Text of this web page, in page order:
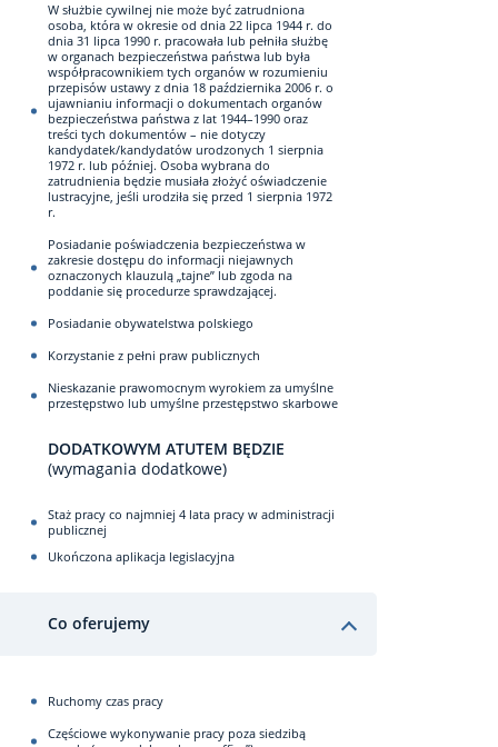
W służbie cywilnej nie może być zatrudniona
osoba, która w okresie od dnia 22 lipca 1944 r. do
dnia 31 lipca 1990 r. pracowała lub pełniła służbę
w organach bezpieczeństwa państwa lub była
współpracownikiem tych organów w rozumieniu
przepisów ustawy z dnia 18 października 2006 r. o
ujawnianiu informacji o dokumentach organów
bezpieczeństwa państwa z lat 1944–1990 oraz
treści tych dokumentów – nie dotyczy
kandydatek/kandydatów urodzonych 1 sierpnia
1972 r. lub później. Osoba wybrana do
zatrudnienia będzie musiała złożyć oświadczenie
lustracyjne, jeśli urodziła się przed 1 sierpnia 1972
r.
Posiadanie poświadczenia bezpieczeństwa w
zakresie dostępu do informacji niejawnych
oznaczonych klauzulą „tajne” lub zgoda na
poddanie się procedurze sprawdzającej.
Posiadanie obywatelstwa polskiego
Korzystanie z pełni praw publicznych
Nieskazanie prawomocnym wyrokiem za umyślne
przestępstwo lub umyślne przestępstwo skarbowe
DODATKOWYM ATUTEM BĘDZIE
(wymagania dodatkowe)
Staż pracy co najmniej 4 lata pracy w administracji
publicznej
Ukończona aplikacja legislacyjna
Co oferujemy
Ruchomy czas pracy
Częściowe wykonywanie pracy poza siedzibą